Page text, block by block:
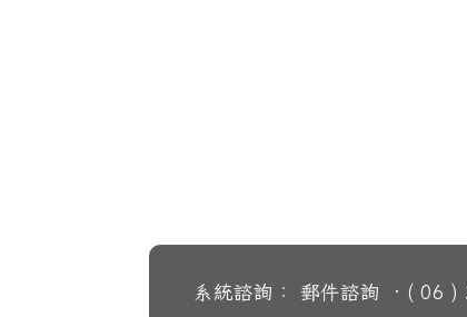
系統諮詢： 郵件諮詢 ‧( 06 )